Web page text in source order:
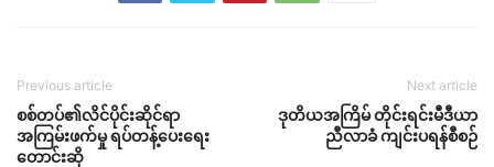
Previous article
စစ်တပ်၏လိင်ပိုင်းဆိုင်ရာ
အကြမ်းဖက်မှု ရပ်တန့်ပေးရေး
တောင်းဆို
Next article
ဒုတိယအကြိမ် တိုင်းရင်းမီဒီယာ
ညီလာခံ ကျင်းပရန်စီစဉ်